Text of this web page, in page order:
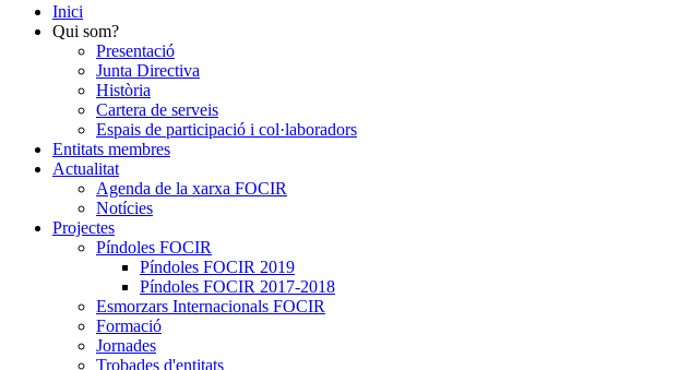
Inici
Qui som?
Presentació
Junta Directiva
Història
Cartera de serveis
Espais de participació i col·laboradors
Entitats membres
Actualitat
Agenda de la xarxa FOCIR
Notícies
Projectes
Píndoles FOCIR
Píndoles FOCIR 2019
Píndoles FOCIR 2017-2018
Esmorzars Internacionals FOCIR
Formació
Jornades
Trobades d'entitats